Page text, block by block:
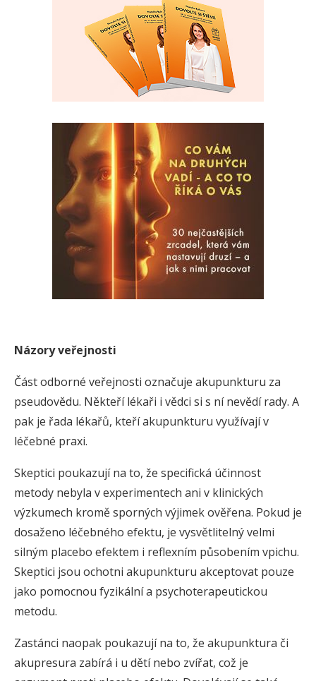
Názory veřejnosti
Část odborné veřejnosti označuje akupunkturu za
pseudovědu. Někteří lékaři i vědci si s ní nevědí rady. A
pak je řada lékařů, kteří akupunkturu využívají v
léčebné praxi.
Skeptici poukazují na to, že specifická účinnost
metody nebyla v experimentech ani v klinických
výzkumech kromě sporných výjimek ověřena. Pokud je
dosaženo léčebného efektu, je vysvětlitelný velmi
silným placebo efektem i reflexním působením vpichu.
Skeptici jsou ochotni akupunkturu akceptovat pouze
jako pomocnou fyzikální a psychoterapeutickou
metodu.
Zastánci naopak poukazují na to, že akupunktura či
akupresura zabírá i u dětí nebo zvířat, což je